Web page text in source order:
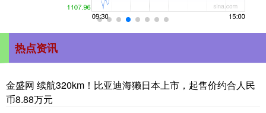
热点资讯
金盛网 续航320km！比亚迪海獭日本上市，起售价约合人民
币8.88万元